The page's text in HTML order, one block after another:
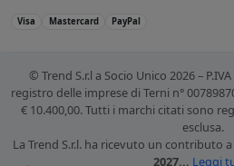
Visa Mastercard PayPal
© Trend S.r.l a Socio Unico 2026 –
registro delle imprese di Terni n°
€ 10.400,00. Tutti i marchi citati sono
esclusa.
La Trend S.r.l. ha ricevuto un contributo
2027... Leggi